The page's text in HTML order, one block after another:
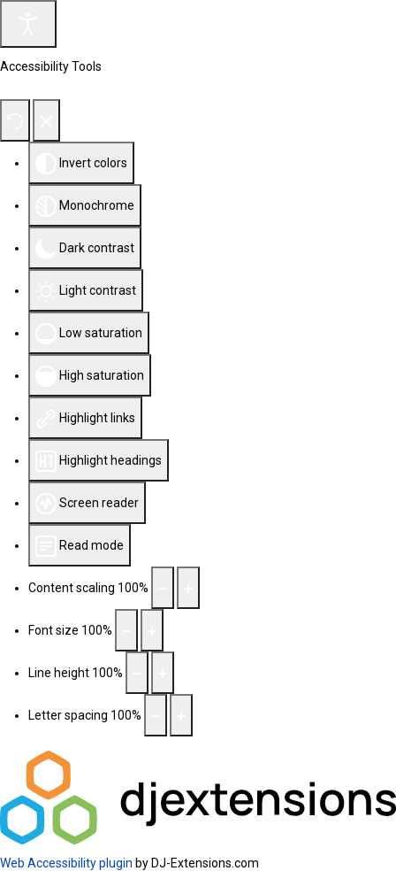
Accessibility Tools
Invert colors
Monochrome
Dark contrast
Light contrast
Low saturation
High saturation
Highlight links
Highlight headings
Screen reader
Read mode
Content scaling 100%
Font size 100%
Line height 100%
Letter spacing 100%
Web Accessibility plugin by DJ-Extensions.com